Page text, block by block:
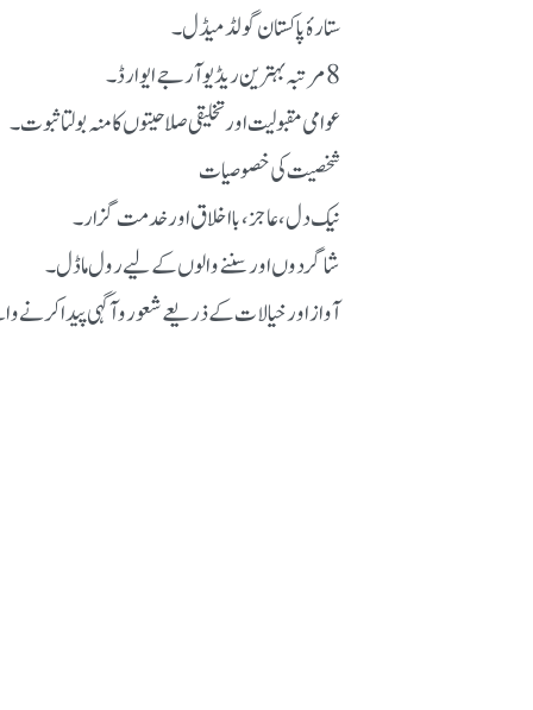
ستارۂ پاکستان گولڈ میڈل۔
8 مرتبہ بہترین ریڈیو آر جے ایوارڈ۔
عوامی مقبولیت اور تخلیقی صلاحیتوں کا منہ بولتا ثبوت۔
شخصیت کی خصوصیات
نیک دل، عاجز، بااخلاق اور خدمت گزار۔
شاگردوں اور سننے والوں کے لیے رول ماڈل۔
آواز اور خیالات کے ذریعے شعور و آگہی پیدا کرنے